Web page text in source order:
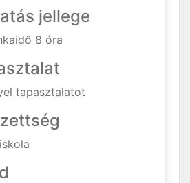
jellege
8 óra
tapasztalatot